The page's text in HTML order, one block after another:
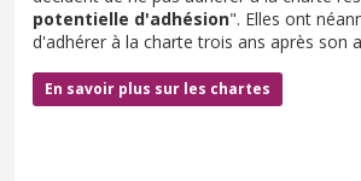
potentielle d'adhésion". Elles ont
d'adhérer à la charte trois ans après son
En savoir plus sur les chartes